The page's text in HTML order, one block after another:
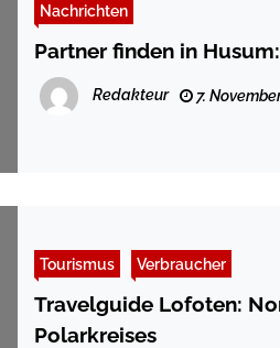
Nachrichten
Partner finden in
Redakteur 7.
Tourismus Verbraucher
Travelguide Lofoten:
Polarkreises